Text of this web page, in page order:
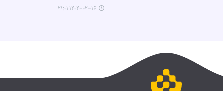
۱۴۰۴-۰۲-۱۶ ۲۱:۰۱